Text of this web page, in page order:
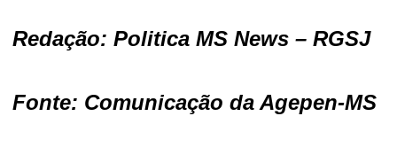
Redação: Politica MS News – RGSJ
Fonte: Comunicação da Agepen-MS